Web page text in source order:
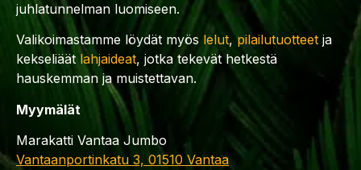
juhlatunnelman luomiseen.
Valikoimastamme löydät myös lelut,pilailutuotteet ja
kekseliäät lahjaideat, jotka tekevät hetkestä
hauskemman ja muistettavan.
Myymälät
Marakatti Vantaa Jumbo
Vantaanportinkatu 3, 01510 Vantaa